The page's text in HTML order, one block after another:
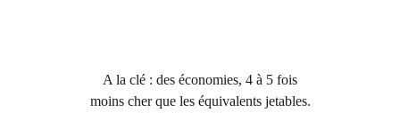
A la clé : des économies, 4 à 5 fois
moins cher que les équivalents jetables.